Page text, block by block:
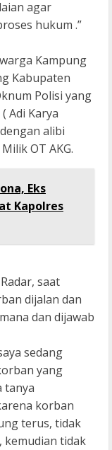
agar
hukum .”
Kampung
Kabupaten
Polisi yang
Adi Karya
alibi
OT AKG.
Eks
Kapolres
saat
dijalan dan
dan dijawab
sedang
yang
tanya
korban
terus, tidak
kemudian tidak